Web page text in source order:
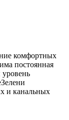
комфортных
постоянная
и канальных